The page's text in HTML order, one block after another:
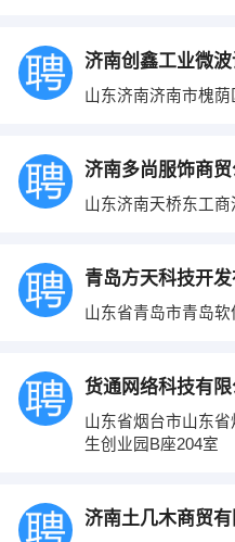
山东济南济南市槐
济南多尚服饰商贸
山东济南天桥东工
山东省青岛市青岛
货通网络科技有限
山东省烟台市山东
生创业园B座204室
济南土几木商贸有